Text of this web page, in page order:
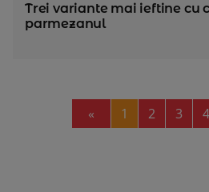
Trei variante mai ieftine cu
parmezanul
« Previous
1 2 3 4